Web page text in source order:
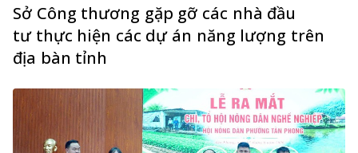
Sở Công thương gặp gỡ các nhà đầu
tư thực hiện các dự án năng lượng trên
địa bàn tỉnh